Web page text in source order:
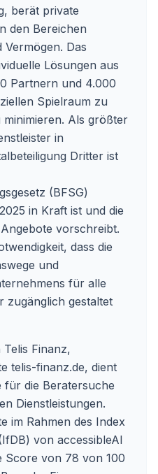
berät private
den Bereichen
Das
Lösungen aus
Partnern und 4.000
Spielraum zu
Als größter
in
Dritter ist
(BFSG)
in Kraft ist und die
vorschreibt.
dass die
und
für alle
zugänglich gestaltet
Finanz,
telis-finanz.de, dient
die Beratersuche
Dienstleistungen.
im Rahmen des Index
von accessibleAI
Score von 78 von 100